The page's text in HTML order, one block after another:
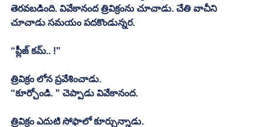
తెరవబడింది. వివేకానంద త్రివిక్రంను చూచాడు. చేతి వాచీని
చూచాడు సమయం పదకొండున్నర.
“ప్లీజ్ కమ్.. !"
త్రివిక్రం లోన ప్రవేశించాడు.
“కూర్చోండి. " చెప్పాడు వివేకానంద.
త్రివిక్రం ఎదుటి సోఫాలో కూర్చున్నాడు.